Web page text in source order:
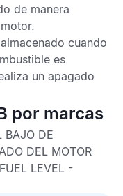
de manera
cuando
es
un apagado
por marcas
BAJO DE
DEL MOTOR
LEVEL -